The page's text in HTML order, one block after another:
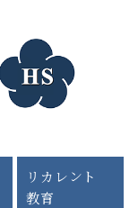
リカレント
教育